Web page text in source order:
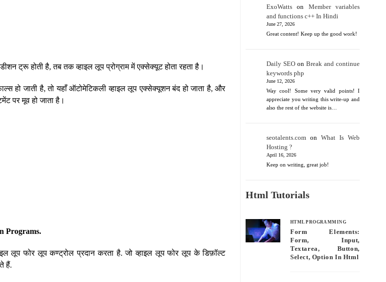
ट्रू होती है, तब तक व्हाइल लूप प्रोग्राम में एक्सेक्यूट होता रहता है।
हो जाती है, तो यहाँ ऑटोमेटिकली व्हाइल लूप एक्सेक्यूशन बंद हो जाता है, और
पर मूव हो जाता है।
Programs.
लूप फोर लूप कण्ट्रोल प्रदान करता है. जो व्हाइल लूप फोर लूप के डिफ़ॉल्ट
हैं.
ExoWatts on Member variables
and functions c++ In Hindi
June 27, 2026
Great content! Keep up the good work!
Daily SEO on Break and continue
keywords php
June 12, 2026
Way cool! Some very valid points! I
appreciate you writing this write-up and
also the rest of the website is…
seotalents.com onWhat Is Web
Hosting ?
April 16, 2026
Keep on writing, great job!
Html Tutorials
HTML PROGRAMMING
Form Elements:
Form, Input,
Textarea, Button,
Select, Option In Html